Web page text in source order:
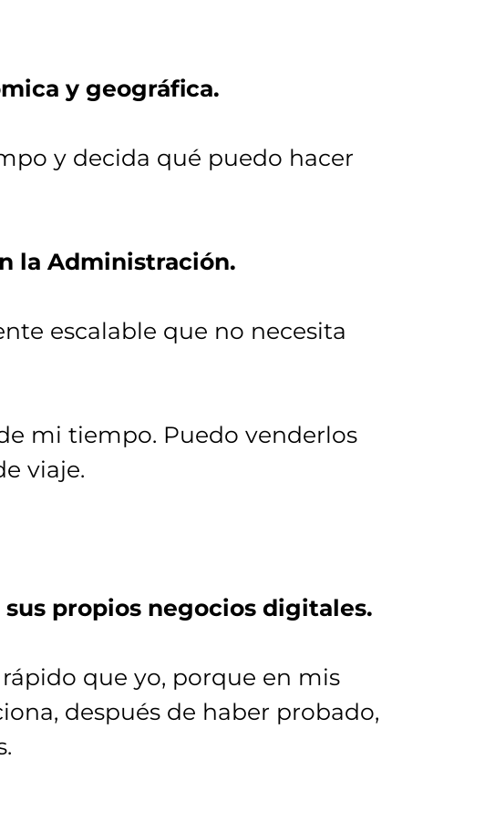
y geográfica.
y decida qué puedo hacer
la Administración.
escalable que no necesita
mi tiempo. Puedo venderlos
viaje.
propios negocios digitales.
que yo, porque en mis
después de haber probado,